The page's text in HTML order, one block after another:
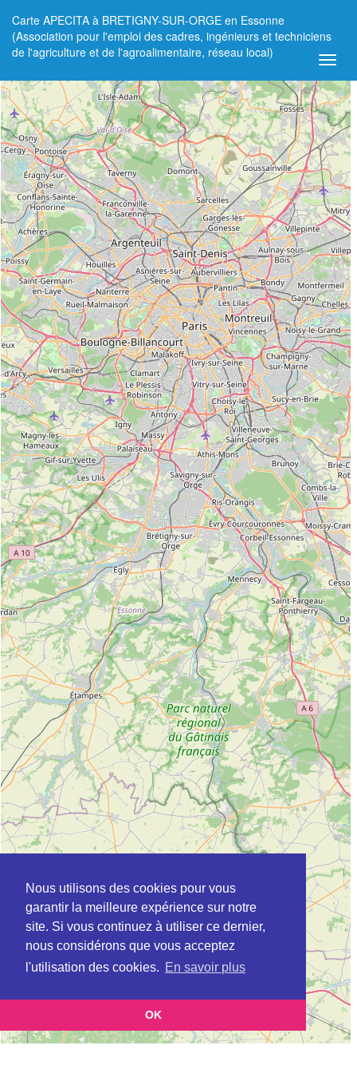
Nous utilisons des cookies pour vous
garantir la meilleure expérience sur notre
site. Si vous continuez à utiliser ce dernier,
nous considérons que vous acceptez
l'utilisation des cookies. En savoir plus
OK
Carte APECITA à BRETIGNY-SUR-ORGE en Essonne
(Association pour l'emploi des cadres, ingénieurs et techniciens
de l'agriculture et de l'agroalimentaire, réseau local)
+
−